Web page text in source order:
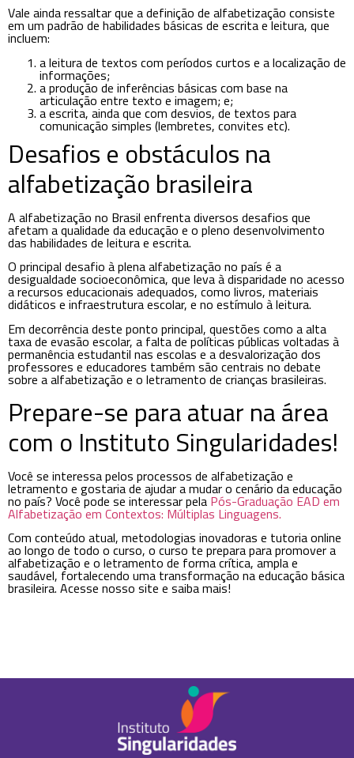
Vale ainda ressaltar que a definição de alfabetização consiste
em um padrão de habilidades básicas de escrita e leitura, que
incluem:
a leitura de textos com períodos curtos e a localização de
informações;
a produção de inferências básicas com base na
articulação entre texto e imagem; e;
a escrita, ainda que com desvios, de textos para
comunicação simples (lembretes, convites etc).
Desafios e obstáculos na
alfabetização brasileira
A alfabetização no Brasil enfrenta diversos desafios que
afetam a qualidade da educação e o pleno desenvolvimento
das habilidades de leitura e escrita.
O principal desafio à plena alfabetização no país é a
desigualdade socioeconômica, que leva à disparidade no acesso
a recursos educacionais adequados, como livros, materiais
didáticos e infraestrutura escolar, e no estímulo à leitura.
Em decorrência deste ponto principal, questões como a alta
taxa de evasão escolar, a falta de políticas públicas voltadas à
permanência estudantil nas escolas e a desvalorização dos
professores e educadores também são centrais no debate
sobre a alfabetização e o letramento de crianças brasileiras.
Prepare-se para atuar na área
com o Instituto Singularidades!
Você se interessa pelos processos de alfabetização e
letramento e gostaria de ajudar a mudar o cenário da educação
no país? Você pode se interessar pela Pós-Graduação EAD em
Alfabetização em Contextos: Múltiplas Linguagens.
Com conteúdo atual, metodologias inovadoras e tutoria online
ao longo de todo o curso, o curso te prepara para promover a
alfabetização e o letramento de forma crítica, ampla e
saudável, fortalecendo uma transformação na educação básica
brasileira. Acesse nosso site e saiba mais!